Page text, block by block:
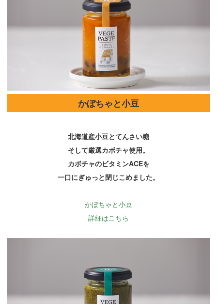
かぼちゃと小豆
北海道産小豆とてんさい糖
そして厳選カボチャ使用。
カボチャのビタミンACEを
一口にぎゅっと閉じこめました。
かぼちゃと小豆
詳細はこちら